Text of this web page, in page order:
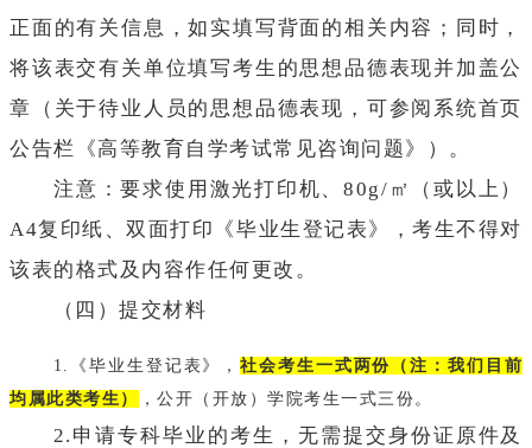
正面的有关信息，如实填写背面的相关内容；同时，
将该表交有关单位填写考生的思想品德表现并加盖公
章（关于待业人员的思想品德表现，可参阅系统首页
公告栏《高等教育自学考试常见咨询问题》）。
注意：要求使用激光打印机、80g/㎡（或以上）
A4复印纸、双面打印《毕业生登记表》，考生不得对
该表的格式及内容作任何更改。
（四）提交材料
1.《毕业生登记表》，社会考生一式两份（注：我们目前
均属此类考生） ，公开（开放）学院考生一式三份。
2.申请专科毕业的考生，无需提交身份证原件及